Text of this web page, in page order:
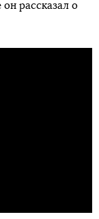
рассказал о